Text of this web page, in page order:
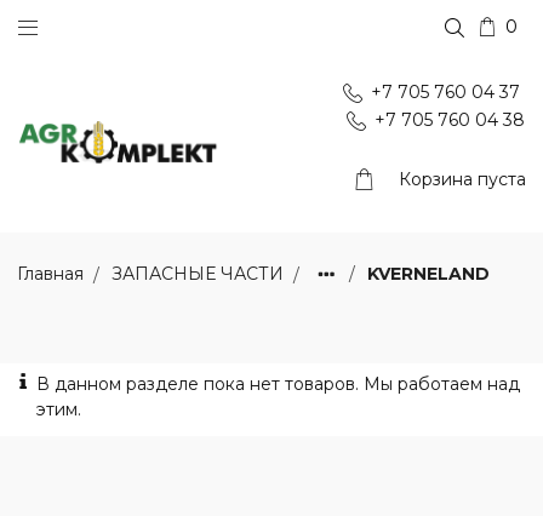
0
+7 705 760 04 37
+7 705 760 04 38
Корзина пуста
Главная ЗАПАСНЫЕ ЧАСТИ KVERNELAND
В данном разделе пока нет товаров. Мы работаем над
этим.